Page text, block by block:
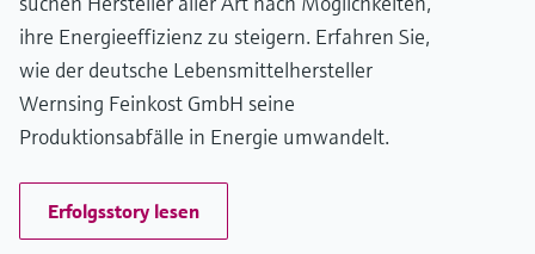
ihre Energieeffizienz zu steigern. Erfahren Sie,
wie der deutsche Lebensmittelhersteller
Wernsing Feinkost GmbH seine
Produktionsabfälle in Energie umwandelt.
Erfolgsstory lesen